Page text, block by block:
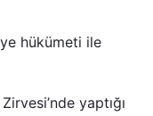
hükümeti ile
yaptığı